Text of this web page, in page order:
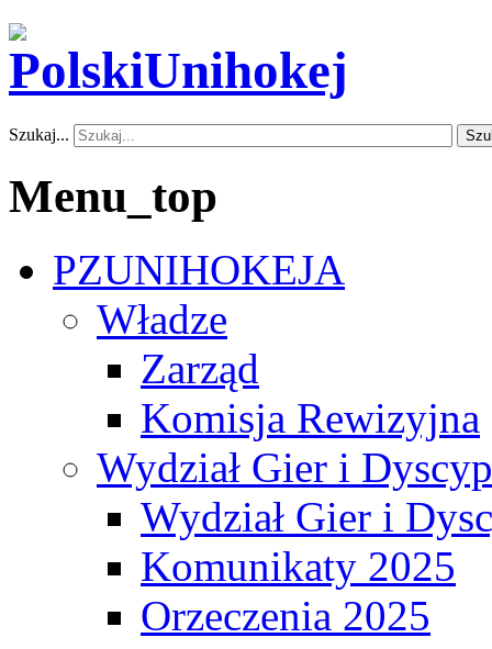
Szukaj...
Menu_top
PZUNIHOKEJA
Władze
Zarząd
Komisja Rewizyjna
Wydział Gier i
Wydział Gier i
Komunikaty 2025
Orzeczenia 2025